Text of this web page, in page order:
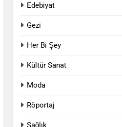
Edebiyat
Gezi
Her Bi Şey
Kültür Sanat
Moda
Röportaj
Sağlık